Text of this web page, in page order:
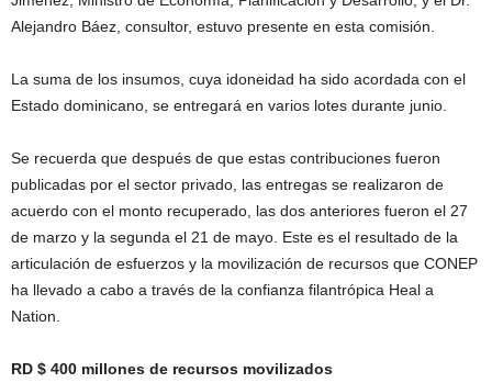
Alejandro Báez, consultor, estuvo presente en esta comisión.
La suma de los insumos, cuya idoneidad ha sido acordada con el
Estado dominicano, se entregará en varios lotes durante junio.
Se recuerda que después de que estas contribuciones fueron
publicadas por el sector privado, las entregas se realizaron de
acuerdo con el monto recuperado, las dos anteriores fueron el 27
de marzo y la segunda el 21 de mayo. Este es el resultado de la
articulación de esfuerzos y la movilización de recursos que CONEP
ha llevado a cabo a través de la confianza filantrópica Heal a
Nation.
RD $ 400 millones de recursos movilizados